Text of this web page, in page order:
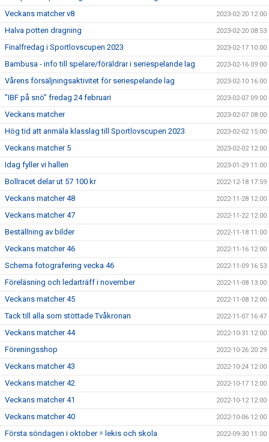
Veckans matcher v8 2023-02-20 12:00
Halva potten dragning 2023-02-20 08:53
Finalfredag i Sportlovscupen 2023 2023-02-17 10:00
Bambusa - info till spelare/föräldrar i seriespelande lag 2023-02-16 09:00
Vårens försäljningsaktivitet för seriespelande lag 2023-02-10 16:00
"IBF på snö" fredag 24 februari 2023-02-07 09:00
Veckans matcher 2023-02-07 08:00
Hög tid att anmäla klasslag till Sportlovscupen 2023 2023-02-02 15:00
Veckans matcher 5 2023-02-02 12:00
Idag fyller vi hallen 2023-01-29 11:00
Bollracet delar ut 57 100 kr 2022-12-18 17:59
Veckans matcher 48 2022-11-28 12:00
Veckans matcher 47 2022-11-22 12:00
Beställning av bilder 2022-11-18 11:00
Veckans matcher 46 2022-11-16 12:00
Schema fotografering vecka 46 2022-11-09 16:53
Föreläsning och ledarträff i november 2022-11-08 13:00
Veckans matcher 45 2022-11-08 12:00
Tack till alla som stöttade Tvåkronan 2022-11-07 16:47
Veckans matcher 44 2022-10-31 12:00
Föreningsshop 2022-10-26 20:29
Veckans matcher 43 2022-10-24 12:00
Veckans matcher 42 2022-10-17 12:00
Veckans matcher 41 2022-10-12 12:00
Veckans matcher 40 2022-10-06 12:00
Första söndagen i oktober = lekis och skola 2022-09-30 11:00